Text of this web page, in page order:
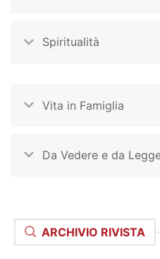
Spiritualità
Vita in Famiglia
Da Vedere e da
ARCHIVIO RIVISTA